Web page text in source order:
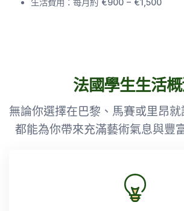
法國學生生活
無論你選擇在巴黎、馬賽或里昂
都能為你帶來充滿藝術氣息與豐